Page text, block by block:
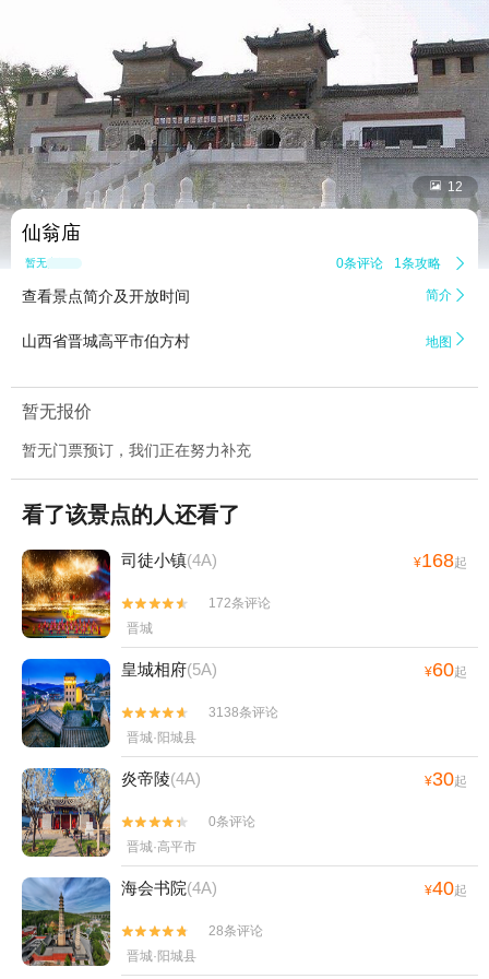
 12
仙翁庙
暂无点评 0条评论 1条攻略 
查看景点简介及开放时间 简介 
山西省晋城高平市伯方村 地图 
暂无报价
暂无门票预订，我们正在努力补充
看了该景点的人还看了
司徒小镇(4A) ¥168起


172条评论
晋城
皇城相府(5A) ¥60起


3138条评论
晋城·阳城县
炎帝陵(4A) ¥30起


0条评论
晋城·高平市
海会书院(4A) ¥40起


28条评论
晋城·阳城县